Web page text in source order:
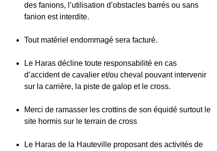
des fanions, l’utilisation d’obstacles barrés ou sans
fanion est interdite.
Tout matériel endommagé sera facturé.
Le Haras décline toute responsabilité en cas
d’accident de cavalier et/ou cheval pouvant intervenir
sur la carrière, la piste de galop et le cross.
Merci de ramasser les crottins de son équidé surtout le
site hormis sur le terrain de cross
Le Haras de la Hauteville proposant des activités de